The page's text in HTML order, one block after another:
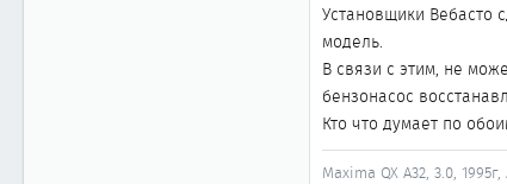
Установщики Вебасто
модель.
В связи с этим, не
бензонасос
Кто что думает по
Maxima QX А32, 3.0,